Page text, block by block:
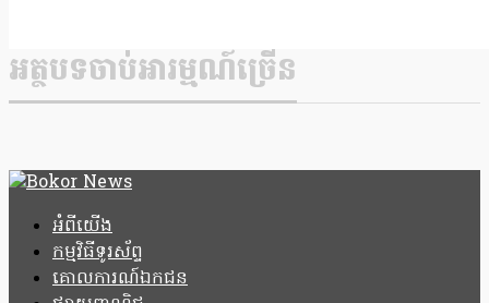
អត្ថបទចាប់អារម្មណ៍ច្រើន
អំពីយើង
កម្មវិធីទូរស័ព្ទ
គោលការណ៍ឯកជន